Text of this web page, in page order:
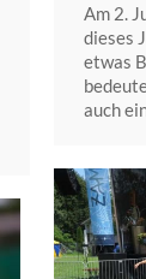
Am 2.
dieses
etwas
auch